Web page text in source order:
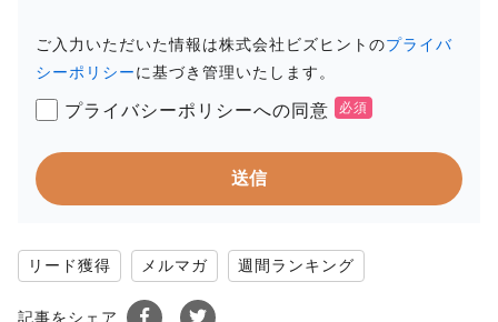
ご入力いただいた情報は株式会社ビズヒントのプライバ
シーポリシーに基づき管理いたします。
プライバシーポリシーへの同意
リード獲得 メルマガ 週間ランキング
記事をシェア